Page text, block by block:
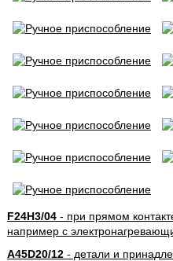
F24H3/04- при прямом
например с
A45D20/12- детали и